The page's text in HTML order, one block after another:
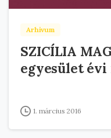
Arhivum
SZICÍLIA
egyesület évi
1. március 2016